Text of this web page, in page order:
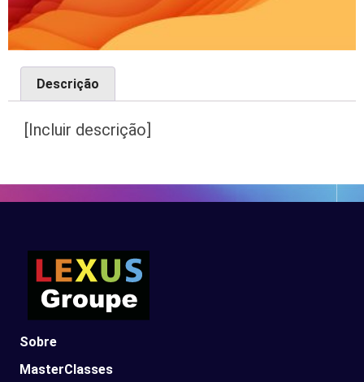
Descrição
[Incluir descrição]
Sobre
MasterClasses